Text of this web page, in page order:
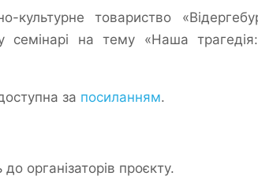
культурне товариство
семінарі на тему «Наша
за посиланням.
організаторів проєкту.